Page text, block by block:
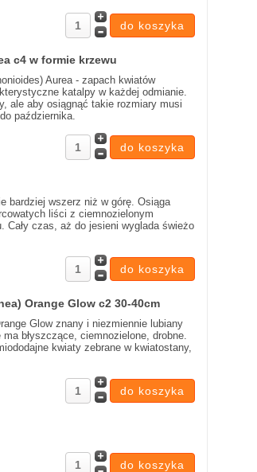
c4 w formie krzewu
Aurea - zapach kwiatów
katalpy w każdej odmianie.
ale aby osiągnąć takie rozmiary musi
października.
bardziej wszerz niż w górę. Osiąga
liści z ciemnozielonym
Cały czas, aż do jesieni wyglada świeżo
Orange Glow c2 30-40cm
Glow znany i niezmiennie lubiany
błyszczące, ciemnozielone, drobne.
kwiaty zebrane w kwiatostany,